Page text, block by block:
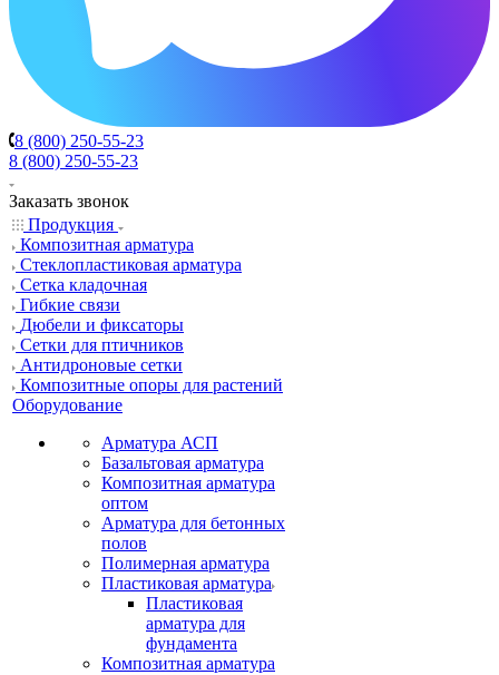
8 (800) 250-55-23
8 (800) 250-55-23
Заказать звонок
Продукция
Композитная арматура
Cтеклопластиковая арматура
Сетка кладочная
Гибкие связи
Дюбели и фиксаторы
Сетки для птичников
Антидроновые сетки
Композитные опоры для растений
Оборудование
Арматура АСП
Базальтовая арматура
Композитная арматура
оптом
Арматура для бетонных
полов
Полимерная арматура
Пластиковая арматура
Пластиковая
арматура для
фундамента
Композитная арматура